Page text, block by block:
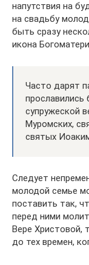
напутствия на
на свадьбу
быть сразу
икона
Часто дарят
прославились
супружеской
Муромских,
святых
Следует
молодой семье
поставить так,
перед ними
Вере Христовой,
до тех времен,